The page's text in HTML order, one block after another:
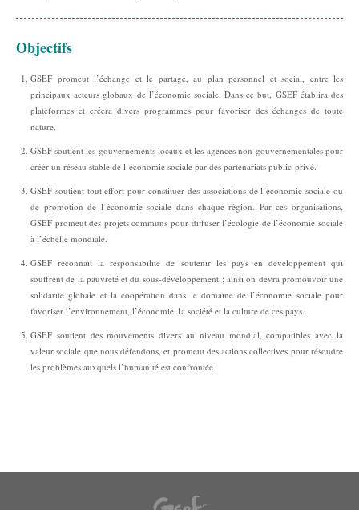
Objectifs
GSEF promeut l’échange et le partage, au plan personnel et social, entre les
principaux acteurs globaux de l’économie sociale. Dans ce but, GSEF établira des
plateformes et créera divers programmes pour favoriser des échanges de toute
nature.
GSEF soutient les gouvernements locaux et les agences non-gouvernementales pour
créer un réseau stable de l’économie sociale par des partenariats public-privé.
GSEF soutient tout effort pour constituer des associations de l’économie sociale ou
de promotion de l’économie sociale dans chaque région. Par ces organisations,
GSEF promeut des projets communs pour diffuser l’écologie de l’économie sociale
à l’échelle mondiale.
GSEF reconnait la responsabilité de soutenir les pays en développement qui
souffrent de la pauvreté et du sous-développement ; ainsi on devra promouvoir une
solidarité globale et la coopération dans le domaine de l’économie sociale pour
favoriser l’environnement, l’économie, la société et la culture de ces pays.
GSEF soutient des mouvements divers au niveau mondial, compatibles avec la
valeur sociale que nous défendons, et promeut des actions collectives pour résoudre
les problèmes auxquels l’humanité est confrontée.